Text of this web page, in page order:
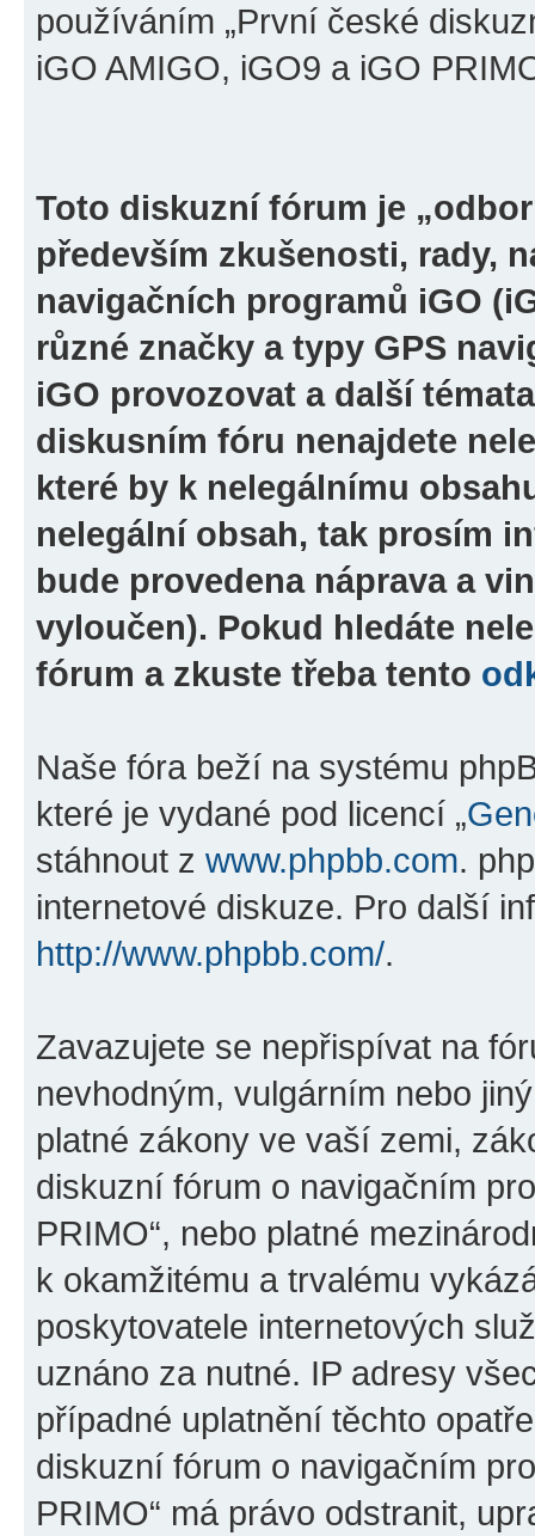
používáním „První české
iGO AMIGO, iGO9 a iGO
Toto diskuzní fórum je
především zkušenosti, rady,
navigačních programů iGO
různé značky a typy GPS
iGO provozovat a další
diskusním fóru nenajdete
které by k nelegálnímu
nelegální obsah, tak prosím
bude provedena náprava a
vyloučen). Pokud hledáte
fórum a zkuste třeba tento
Naše fóra beží na systému
které je vydané pod licencí „
stáhnout z www.phpbb.com.
internetové diskuze. Pro další
http://www.phpbb.com/.
Zavazujete se nepřispívat na
nevhodným, vulgárním nebo
platné zákony ve vaší zemi,
diskuzní fórum o navigačním
PRIMO“, nebo platné
k okamžitému a trvalému
poskytovatele internetových
uznáno za nutné. IP adresy
případné uplatnění těchto
diskuzní fórum o navigačním
PRIMO“ má právo odstranit,